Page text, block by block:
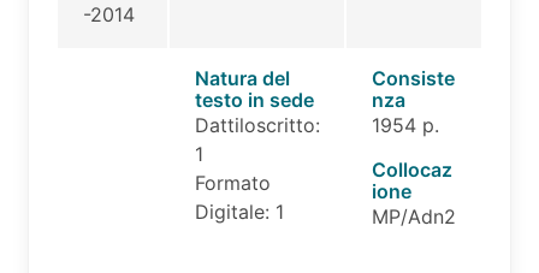
-2014
Natura del
testo in sede
Dattiloscritto:
1
Formato
Digitale: 1
Consiste
nza
1954 p.
Collocaz
ione
MP/Adn2